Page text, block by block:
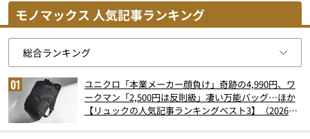
モノマックス 人気記事ランキング
ユニクロ「本業メーカー顔負け」奇跡の4,990円、ワ
ークマン「2,500円は反則級」凄い万能バッグ…ほか
【リュックの人気記事ランキングベスト3】（2026年